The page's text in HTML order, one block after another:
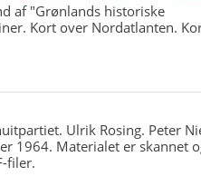
af "Grønlands historiske
Kort over Nordatlanten.
Ulrik Rosing. Peter
1964. Materialet er skannet
filer.